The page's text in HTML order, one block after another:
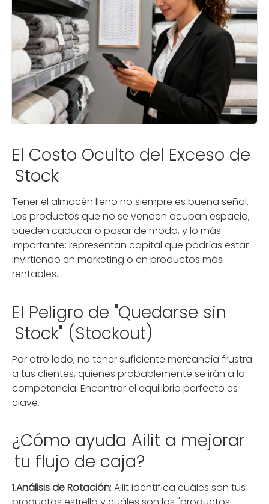
El Costo Oculto del Exceso de
Stock
Tener el almacén lleno no siempre es buena señal.
Los productos que no se venden ocupan espacio,
pueden caducar o pasar de moda, y lo más
importante: representan capital que podrías estar
invirtiendo en marketing o en productos más
rentables.
El Peligro de "Quedarse sin
Stock" (Stockout)
Por otro lado, no tener suficiente mercancía frustra
a tus clientes, quienes probablemente se irán a la
competencia. Encontrar el equilibrio perfecto es
clave.
¿Cómo ayuda Ailit a mejorar
tu flujo de caja?
1.Análisis de Rotación: Ailit identifica cuáles son tus